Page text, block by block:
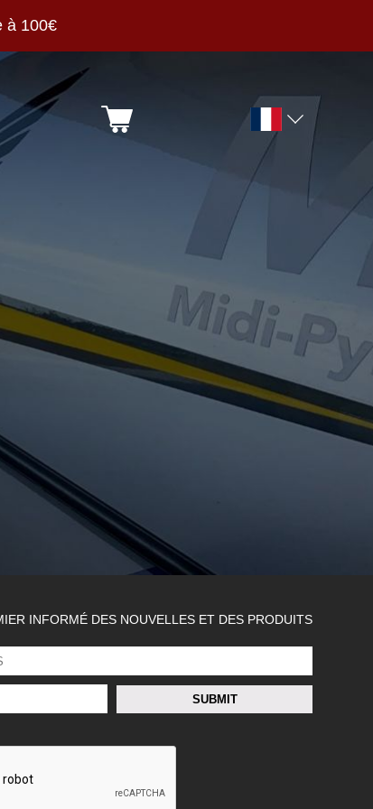
à 100€
INFORMÉ DES NOUVELLES ET DES PRODUITS
SUBMIT